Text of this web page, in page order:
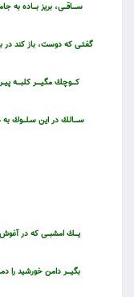
ســـــاقــــى، بريز
گفتــى كه دوست، باز كند
كـــــوچك مگيــــــر
ســـــالك در اين
يــــك امشبــــى كه در
بگيـــــر دامن خورشيد را